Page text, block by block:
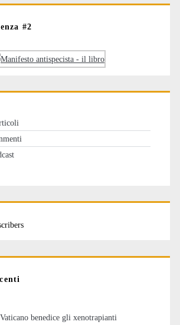
#2
benedice gli xenotrapianti